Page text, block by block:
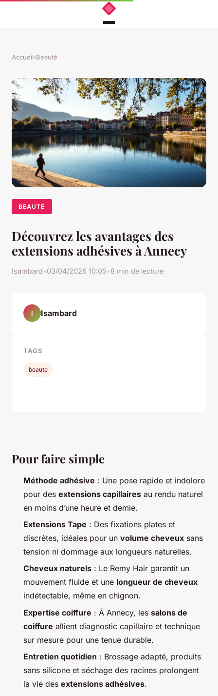
Accueil›Beauté
BEAUTÉ
Découvrez les avantages des
extensions adhésives à Annecy
Isambard•03/04/2026 10:05•8 min de lecture
Pour faire simple
Méthode adhésive : Une pose rapide et indolore
pour des extensions capillaires au rendu naturel
en moins d’une heure et demie.
Extensions Tape : Des fixations plates et
discrètes, idéales pour un volume cheveux sans
tension ni dommage aux longueurs naturelles.
Cheveux naturels : Le Remy Hair garantit un
mouvement fluide et une longueur de cheveux
indétectable, même en chignon.
Expertise coiffure : À Annecy, les salons de
coiffure allient diagnostic capillaire et technique
sur mesure pour une tenue durable.
Entretien quotidien : Brossage adapté, produits
sans silicone et séchage des racines prolongent
la vie des extensions adhésives.
I Isambard
TAGS
beaute